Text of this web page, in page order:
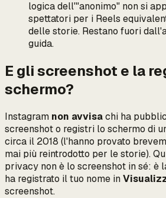
logica dell'"anonimo" non si
spettatori per i Reels
delle storie. Restano fuori
guida.
E gli screenshot e la
schermo?
Instagram non avvisachi ha
screenshot o registri lo schermo di
circa il 2018 (l'hanno provato
mai più reintrodotto per le storie).
privacy non è lo screenshot in sé: è
ha registrato il tuo nome in
screenshot.